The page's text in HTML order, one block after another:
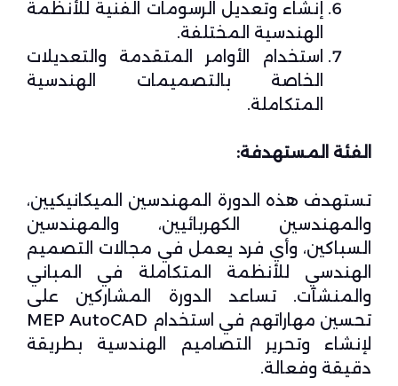
إنشاء وتعديل الرسومات الفنية للأنظمة
الهندسية المختلفة.
استخدام الأوامر المتقدمة والتعديلات
الخاصة بالتصميمات الهندسية
المتكاملة.
الفئة المستهدفة:
تستهدف هذه الدورة المهندسين الميكانيكيين،
والمهندسين الكهربائيين، والمهندسين
السباكين، وأي فرد يعمل في مجالات التصميم
الهندسي للأنظمة المتكاملة في المباني
والمنشآت. تساعد الدورة المشاركين على
تحسين مهاراتهم في استخدام MEP AutoCAD
لإنشاء وتحرير التصاميم الهندسية بطريقة
دقيقة وفعالة.